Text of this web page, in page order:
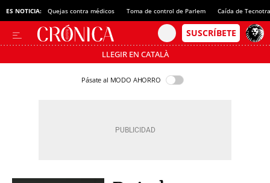
ES NOTICIA: Quejas contra médicos Toma de control de Parlem Caída de
LLEGIR EN CATALÀ
Pásate al MODO AHORRO